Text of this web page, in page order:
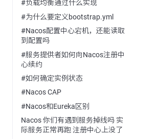
#负载均衡通过什么实现
#为什么要定义bootstrap.yml
#Nacos配置中心宕机，还能读取
到配置吗
#服务提供者如何向Nacos注册中
心续约
#如何确定实例状态
#Nacos CAP
#Nacos和Eureka区别
Nacos 你们有遇到服务掉线吗 实
际服务正常再跑 注册中心上没了